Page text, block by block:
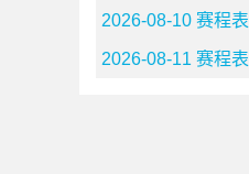
2026-08-10 赛程表
2026-08-11 赛程表